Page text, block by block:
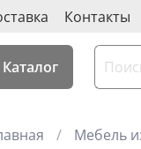
Контакты
Каталог
Мебель